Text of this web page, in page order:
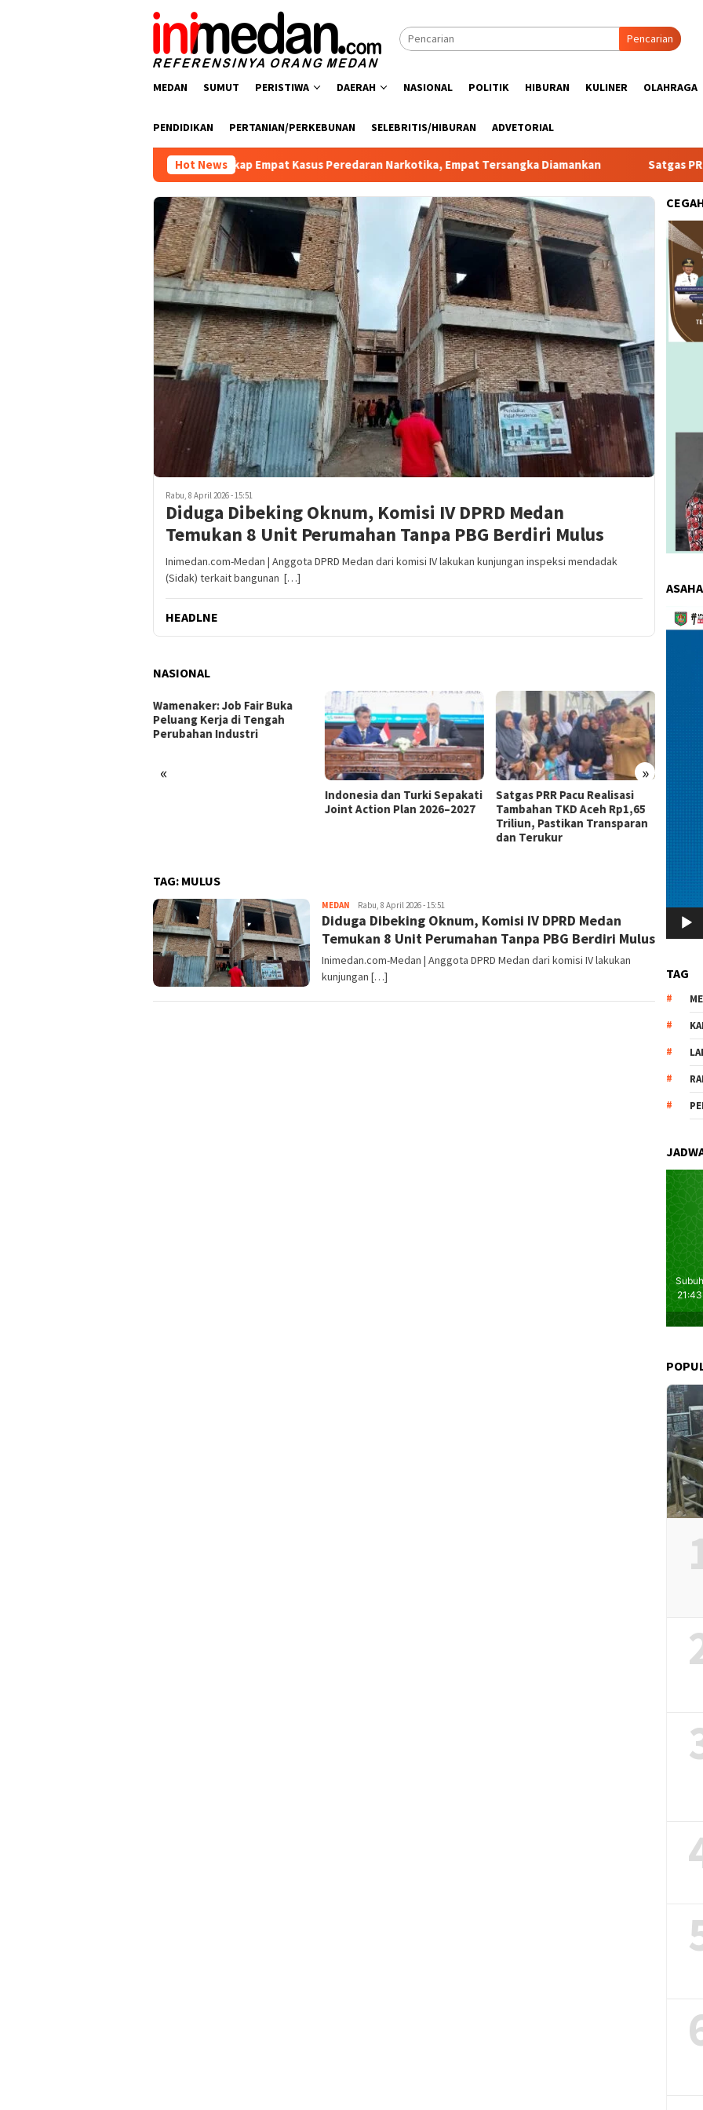
Pencarian
MEDAN SUMUT PERISTIWA DAERAH NASIONAL POLITIK HIBURAN KULINER OLAHRAGA
PENDIDIKAN PERTANIAN/PERKEBUNAN SELEBRITIS/HIBURAN ADVETORIAL
Hot News
Polres Batu Bara Ungkap Empat Kasus Peredaran Narkotika, Empat Tersangka Diamankan Satgas PRR Pacu
Rabu, 8 April 2026 - 15:51
Diduga Dibeking Oknum, Komisi IV DPRD Medan
Temukan 8 Unit Perumahan Tanpa PBG Berdiri Mulus
Inimedan.com-Medan | Anggota DPRD Medan dari komisi IV lakukan kunjungan inspeksi mendadak
(Sidak) terkait bangunan […]
HEADLNE
NASIONAL
« »
Satgas PRR Pacu Realisasi
Tambahan TKD Aceh Rp1,65
Kemnaker Berhasil Mediasi
Perselisihan PHK PT Amos
Indah Indonesia Perselisihan
PHK PT Amos Indah Indonesia
The
TAG: MULUS
MEDAN redaksi
Rabu, 8 April 2026 - 15:51
Diduga Dibeking Oknum, Komisi IV DPRD Medan
Temukan 8 Unit Perumahan Tanpa PBG Berdiri Mulus
Inimedan.com-Medan | Anggota DPRD Medan dari komisi IV lakukan
kunjungan […]
Video
TAG